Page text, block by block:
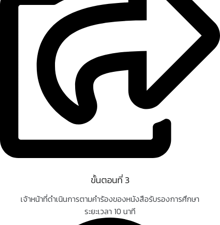
ขั้นตอนที่ 3
เจ้าหน้าที่ดำเนินการตามคำร้องของหนังสือรับรองการศึกษา
ระยะเวลา 10 นาที